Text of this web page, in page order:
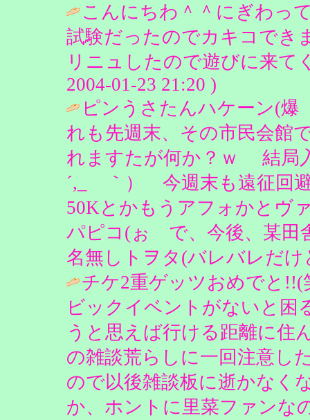
こんにちわ＾＾にぎわっ
試験だったのでカキコでき
リニュしたので遊びに来て
2004-01-23 21:20 )
ピンうさたんハケーン(
れも先週末、その市民会館
れますたが何か？ｗ 結局
´,_ゝ｀） 今週末も遠征回
50Kとかもうアフォかと
パピコ(ぉ で、今後、某田
名無しトヲタ(バレバレだけ
チケ2重ゲッツおめでと
ビックイベントがないと
うと思えば行ける距離に
の雑談荒らしに一回注意し
ので以後雑談板に逝かなく
か、ホントに里菜ファン